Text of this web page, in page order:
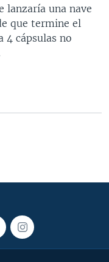
lanzaría una nave
que termine el
4 cápsulas no